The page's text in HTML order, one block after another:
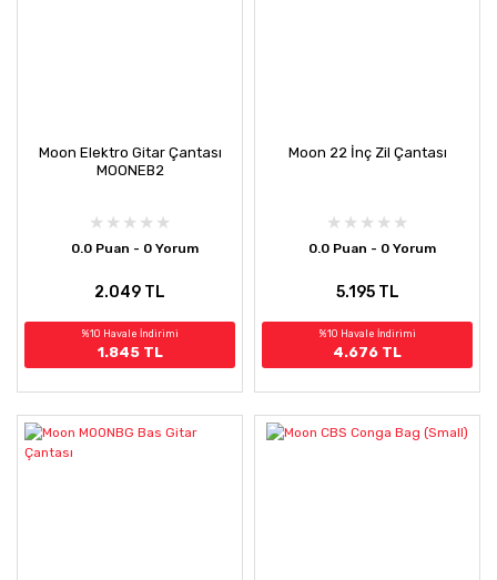
Moon Elektro Gitar Çantası
MOONEB2
0.0 Puan - 0 Yorum
2.049 TL
%10 Havale İndirimi
1.845 TL
Moon 22 İnç Zil Çantası
0.0 Puan - 0 Yorum
5.195 TL
%10 Havale İndirimi
4.676 TL